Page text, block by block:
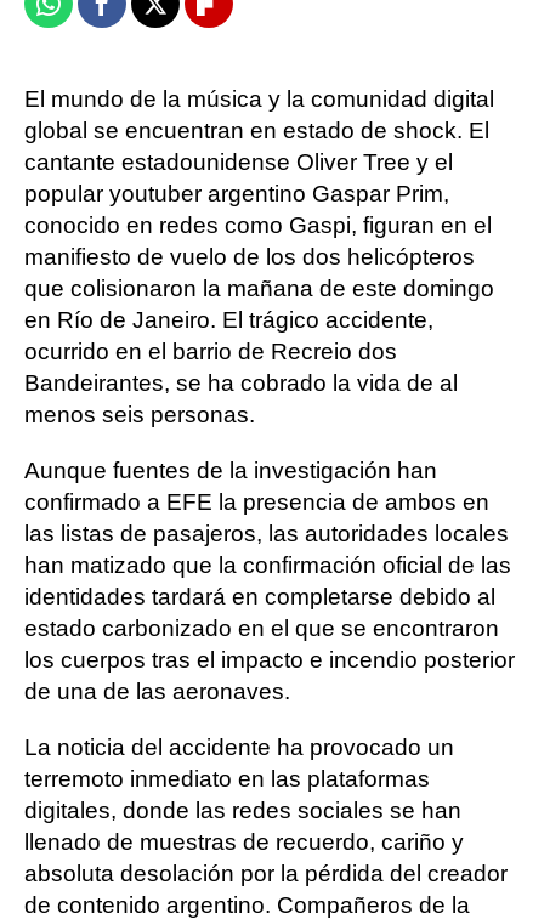
WhatsappFacebook
X Flipboard
El mundo de la música y la comunidad digital
global se encuentran en estado de shock. El
cantante estadounidense Oliver Tree y el
popular youtuber argentino Gaspar Prim,
conocido en redes como Gaspi, figuran en el
manifiesto de vuelo de los dos helicópteros
que colisionaron la mañana de este domingo
en Río de Janeiro. El trágico accidente,
ocurrido en el barrio de Recreio dos
Bandeirantes, se ha cobrado la vida de al
menos seis personas.
Aunque fuentes de la investigación han
confirmado a EFE la presencia de ambos en
las listas de pasajeros, las autoridades locales
han matizado que la confirmación oficial de las
identidades tardará en completarse debido al
estado carbonizado en el que se encontraron
los cuerpos tras el impacto e incendio posterior
de una de las aeronaves.
La noticia del accidente ha provocado un
terremoto inmediato en las plataformas
digitales, donde las redes sociales se han
llenado de muestras de recuerdo, cariño y
absoluta desolación por la pérdida del creador
de contenido argentino. Compañeros de la